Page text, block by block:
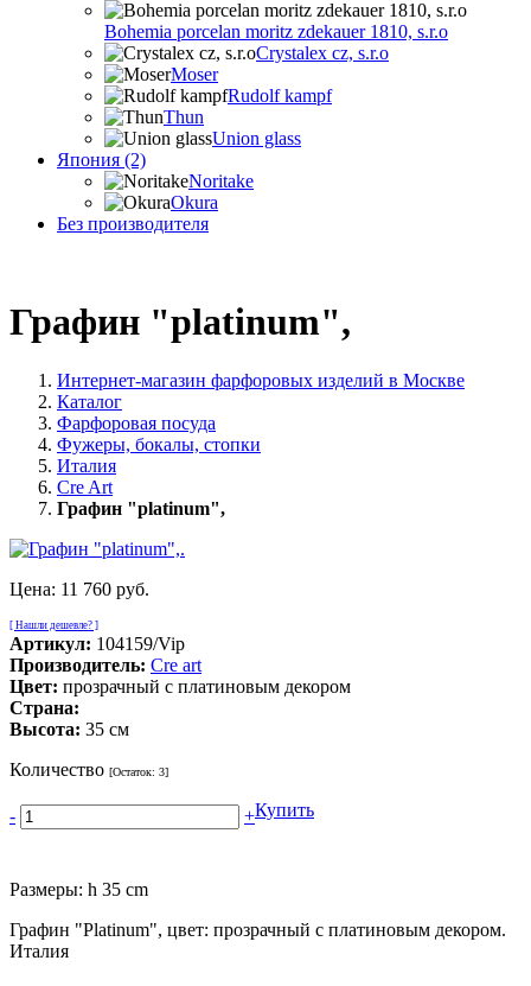
Bohemia porcelan moritz zdekauer 1810, s.r.o
Crystalex cz, s.r.o
Moser
Rudolf kampf
Thun
Union glass
Япония (2)
Noritake
Okura
Без производителя
Графин "platinum",
Интернет-магазин фарфоровых изделий в Москве
Каталог
Фарфоровая посуда
Фужеры, бокалы, стопки
Италия
Cre Art
Графин "platinum",
Цена: 11 760 руб.
[ Нашли дешевле? ]
Артикул: 104159/Vip
Производитель: Cre art
Цвет: прозрачный с платиновым декором
Страна:
Высота: 35 см
Количество [Остаток: 3]
- +Купить
Размеры: h 35 cm
Графин "Platinum", цвет: прозрачный с платиновым декором.
Италия